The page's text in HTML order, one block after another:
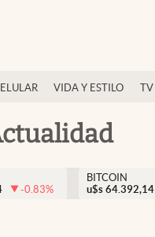
VIDA Y ESTILO TV
-0.83%
BITCOIN
u$s 64.392,14